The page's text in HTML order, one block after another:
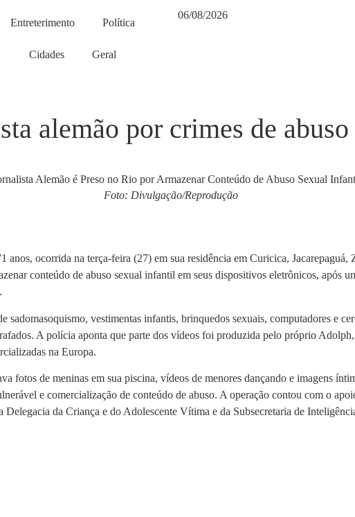
Entreterimento Política
Cidades Geral
06/08/2026
alemão por crimes de
Foto: Divulgação/Reprodução
ocorrida na terça-feira (27) em sua residência em Curicica, Jacarepaguá,
conteúdo de abuso sexual infantil em seus dispositivos eletrônicos, após
sadomasoquismo, vestimentas infantis, brinquedos sexuais, computadores e
A polícia aponta que parte dos vídeos foi produzida pelo próprio
na Europa.
fotos de meninas em sua piscina, vídeos de menores dançando e imagens
e comercialização de conteúdo de abuso. A operação contou com o
da Criança e do Adolescente Vítima e da Subsecretaria de